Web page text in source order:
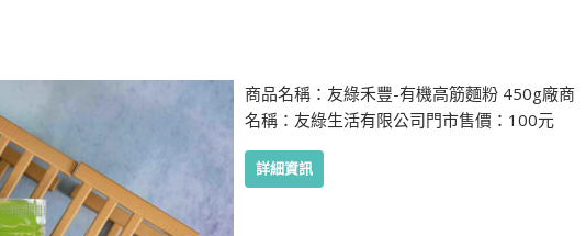
商品名稱：友綠禾豐-有機高筋麵粉 450g廠商
名稱：友綠生活有限公司門市售價：100元
詳細資訊